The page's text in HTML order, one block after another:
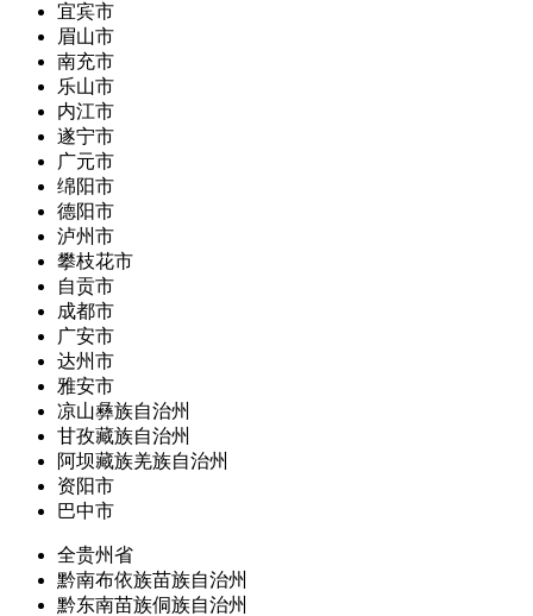
宜宾市
眉山市
南充市
乐山市
内江市
遂宁市
广元市
绵阳市
德阳市
泸州市
攀枝花市
自贡市
成都市
广安市
达州市
雅安市
凉山彝族自治州
甘孜藏族自治州
阿坝藏族羌族自治州
资阳市
巴中市
全贵州省
黔南布依族苗族自治州
黔东南苗族侗族自治州